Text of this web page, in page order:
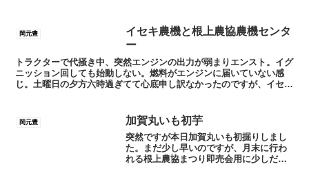
岡元豊
イセキ農機と根上農協農機センタ
ー
トラクターで代掻き中、突然エンジンの出力が弱まりエンスト。イグ
ニッション回しても始動しない。燃料がエンジンに届いていない感
じ。土曜日の夕方六時過ぎてて心底申し訳なかったのですが、イセキ
岡元豊 加賀丸いも初芋
突然ですが本日加賀丸いも初掘りしまし
た。まだ少し早いのですが、月末に行わ
れる根上農協まつり即売会用に少しだけ